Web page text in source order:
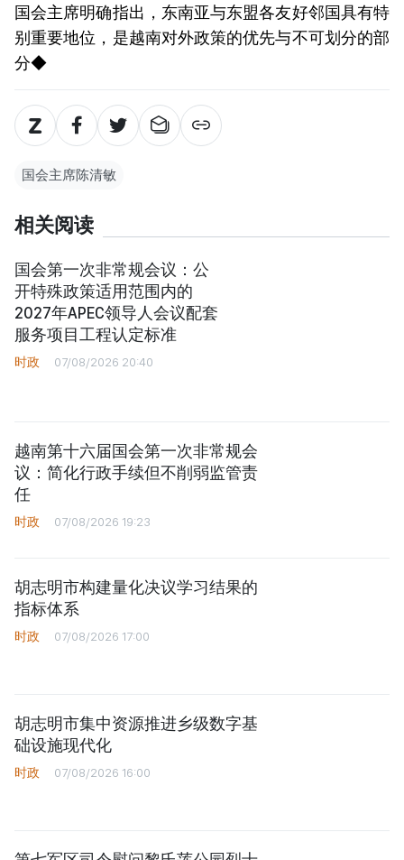
国会主席明确指出，东南亚与东盟各友好邻国具有特
别重要地位，是越南对外政策的优先与不可划分的部
分◆
国会主席陈清敏
相关阅读
国会第一次非常规会议：公
开特殊政策适用范围内的
2027年APEC领导人会议配套
服务项目工程认定标准
时政 07/08/2026 20:40
越南第十六届国会第一次非常规会
议：简化行政手续但不削弱监管责
任
时政 07/08/2026 19:23
胡志明市构建量化决议学习结果的
指标体系
时政 07/08/2026 17:00
胡志明市集中资源推进乡级数字基
础设施现代化
时政 07/08/2026 16:00